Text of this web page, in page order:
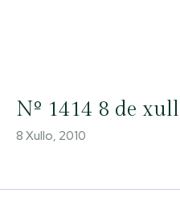
Nº 1414 8 de
8 Xullo, 2010